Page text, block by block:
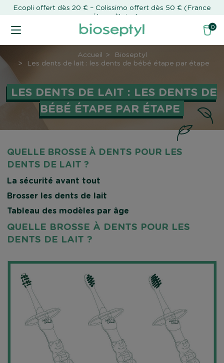
Ecopli offert dès 20 € – Colissimo offert dès 50 € (France
métropolitaine)
0
Accueil
Bioseptyl
Les dents de lait : les dents de bébé étape par étape
LES DENTS DE LAIT : LES DENTS DE
BÉBÉ ÉTAPE PAR ÉTAPE
QUELLE BROSSE À DENTS POUR LES
DENTS DE LAIT ?
La sécurité avant tout
Brosser les dents de lait
Tableau des modèles par âge
QUELLE BROSSE À DENTS POUR LES
DENTS DE LAIT ?